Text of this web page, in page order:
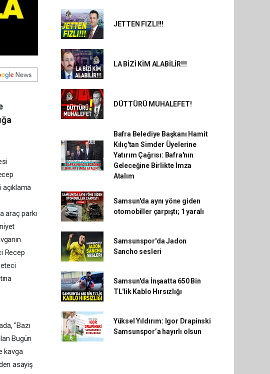
araç parkı
Recep
"Bazı
Bugün
kavga
asayiş
JETTEN FIZLI!!!
LA BİZİ KİM ALABİLİR!!!
DÜTTÜRÜ MUHALEFET!
Bafra Belediye Başkanı Hamit
Kılıç'tan Simder Üyelerine
Yatırım Çağrısı: Bafra'nın
Geleceğine Birlikte İmza
Atalım
Samsun'da aynı yöne giden
otomobiller çarpıştı; 1 yaralı
Samsunspor'da Jadon
Sancho sesleri
Samsun'da İnşaatta 650 Bin
TL'lik Kablo Hırsızlığı
Yüksel Yıldırım: Igor Drapinski
Samsunspor’a hayırlı olsun